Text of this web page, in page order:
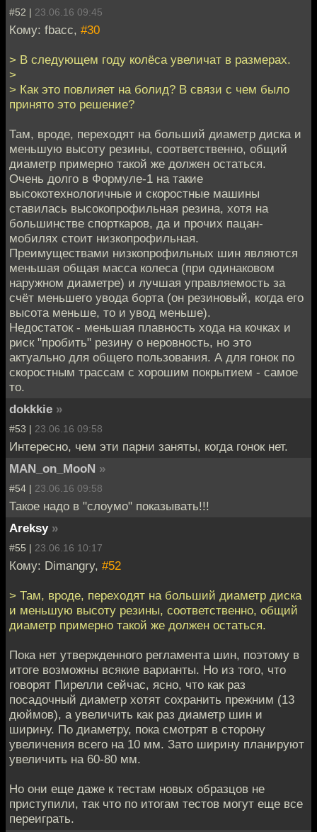
#52 | 23.06.16 09:45
Кому: fbacc, #30
> В следующем году колёса увеличат в размерах.
>
> Как это повлияет на болид? В связи с чем было
принято это решение?
Там, вроде, переходят на больший диаметр диска и
меньшую высоту резины, соответственно, общий
диаметр примерно такой же должен остаться.
Очень долго в Формуле-1 на такие
высокотехнологичные и скоростные машины
ставилась высокопрофильная резина, хотя на
большинстве спорткаров, да и прочих пацан-
мобилях стоит низкопрофильная.
Преимуществами низкопрофильных шин являются
меньшая общая масса колеса (при одинаковом
наружном диаметре) и лучшая управляемость за
счёт меньшего увода борта (он резиновый, когда его
высота меньше, то и увод меньше).
Недостаток - меньшая плавность хода на кочках и
риск "пробить" резину о неровность, но это
актуально для общего пользования. А для гонок по
скоростным трассам с хорошим покрытием - самое
то.
dokkkie »
#53 | 23.06.16 09:58
Интересно, чем эти парни заняты, когда гонок нет.
MAN_on_MooN »
#54 | 23.06.16 09:58
Такое надо в "слоумо" показывать!!!
Areksy »
#55 | 23.06.16 10:17
Кому: Dimangry, #52
> Там, вроде, переходят на больший диаметр диска
и меньшую высоту резины, соответственно, общий
диаметр примерно такой же должен остаться.
Пока нет утвержденного регламента шин, поэтому в
итоге возможны всякие варианты. Но из того, что
говорят Пирелли сейчас, ясно, что как раз
посадочный диаметр хотят сохранить прежним (13
дюймов), а увеличить как раз диаметр шин и
ширину. По диаметру, пока смотрят в сторону
увеличения всего на 10 мм. Зато ширину планируют
увеличить на 60-80 мм.
Но они еще даже к тестам новых образцов не
приступили, так что по итогам тестов могут еще все
переиграть.